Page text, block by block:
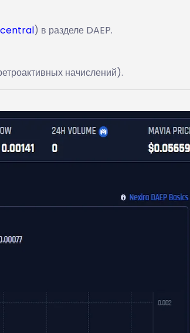
) в разделе DAEP.
начислений).